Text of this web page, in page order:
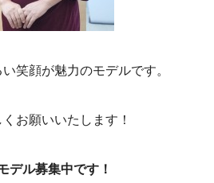
笑顔が魅力のモデルです。
お願いいたします！
デル募集中です！